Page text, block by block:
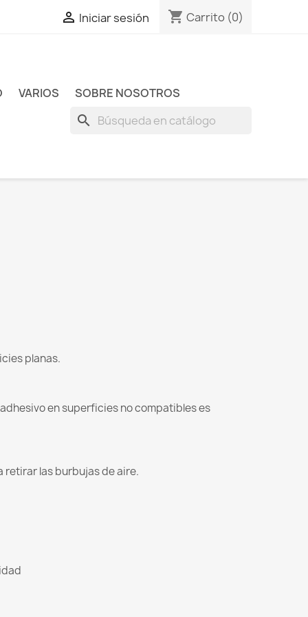
 Iniciar sesión shopping_cart Carrito (0)
VARIOS SOBRE NOSOTROS
search
planas.
en superficies no compatibles es
retirar las burbujas de aire.